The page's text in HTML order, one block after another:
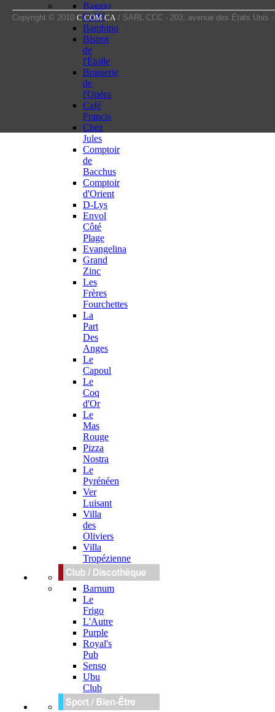
Baggio
Caffé
Bambino
Bistrot
de
l'Étoile
Brasserie
de
l'Opéra
Café
Francis
Chez
Jules
Comptoir
de
Bacchus
Comptoir
d'Orient
D-Lys
Envol
Côté
Plage
Evangelina
Grand
Zinc
Les
Frères
Fourchettes
La
Part
Des
Anges
Le
Capoul
Le
Coq
d'Or
Le
Mas
Rouge
Pizza
Nostra
Le
Pyrénéen
Ver
Luisant
Villa
des
Oliviers
Villa
Tropézienne
Barnum
Le
Frigo
L'Autre
Purple
Royal's
Pub
Senso
Ubu
Club
Copyright © 2010 C COM CA / SARL CCC - 203, avenue des États Unis